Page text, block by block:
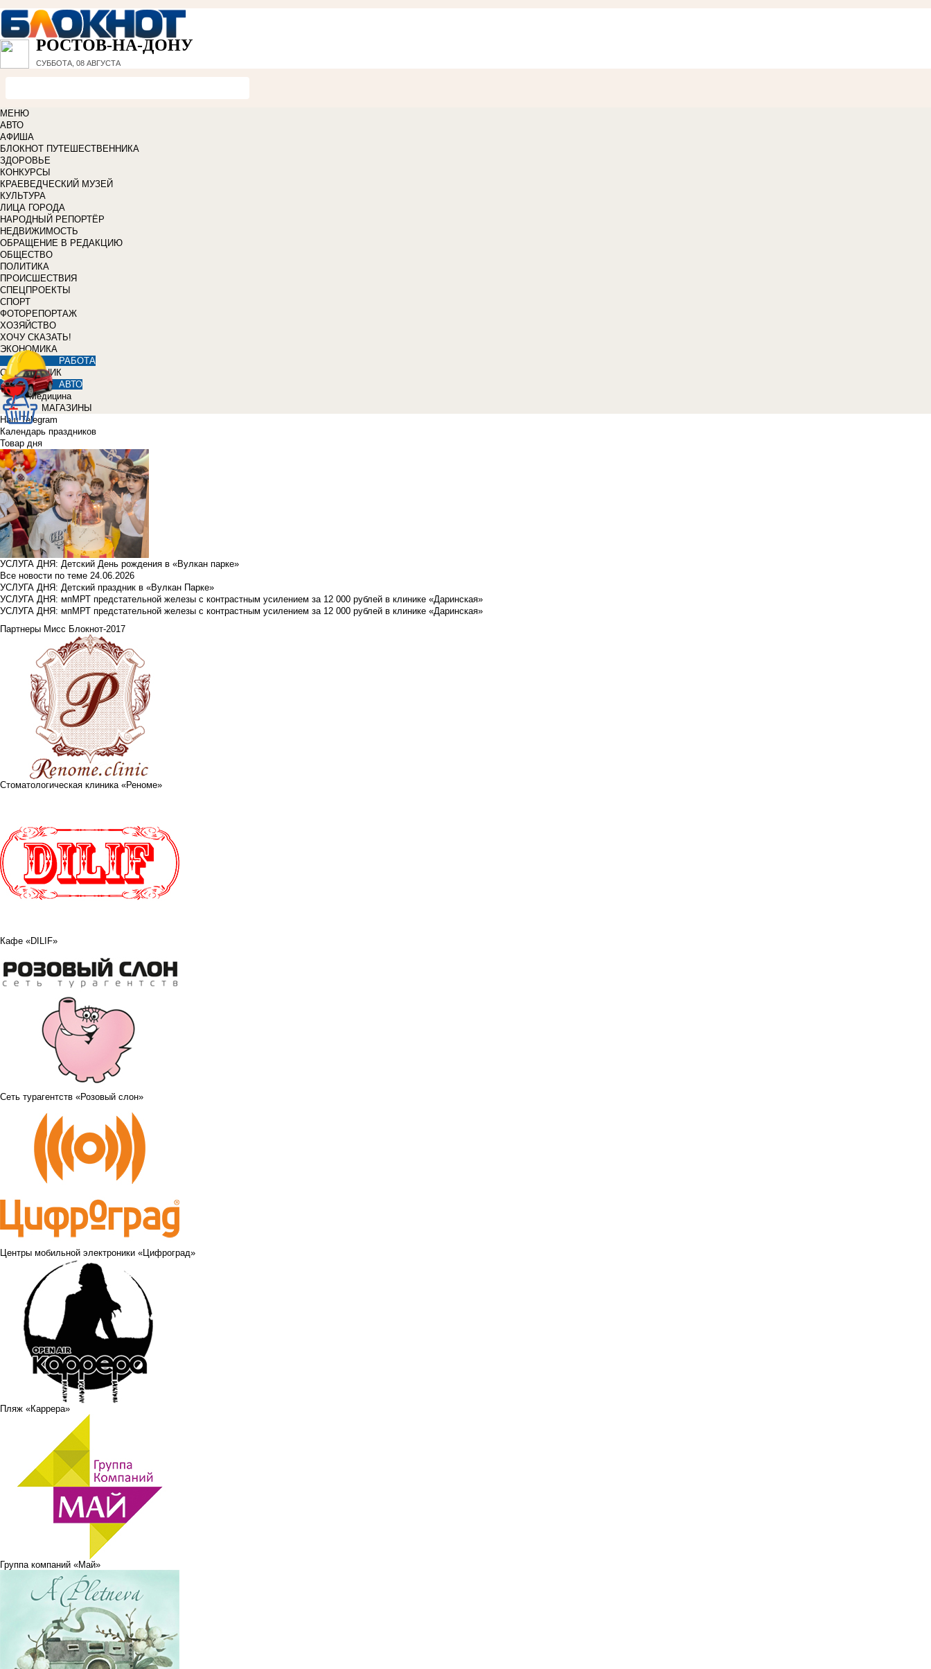
РОСТОВ-НА-ДОНУ
СУББОТА, 08 АВГУСТА
МЕНЮ
АВТО
АФИША
БЛОКНОТ ПУТЕШЕСТВЕННИКА
ЗДОРОВЬЕ
КОНКУРСЫ
КРАЕВЕДЧЕСКИЙ МУЗЕЙ
КУЛЬТУРА
ЛИЦА ГОРОДА
НАРОДНЫЙ РЕПОРТЁР
НЕДВИЖИМОСТЬ
ОБРАЩЕНИЕ В РЕДАКЦИЮ
ОБЩЕСТВО
ПОЛИТИКА
ПРОИСШЕСТВИЯ
СПЕЦПРОЕКТЫ
СПОРТ
ФОТОРЕПОРТАЖ
ХОЗЯЙСТВО
ХОЧУ СКАЗАТЬ!
ЭКОНОМИКА
РАБОТА
СПРАВОЧНИК
АВТО
Медицина
МАГАЗИНЫ
Наш Telegram
Календарь праздников
Товар дня
УСЛУГА ДНЯ: Детский День рождения в «Вулкан парке»
Все новости по теме 24.06.2026
УСЛУГА ДНЯ: Детский праздник в «Вулкан Парке»
УСЛУГА ДНЯ: мпМРТ предстательной железы с контрастным усилением за 12 000 рублей в клинике «Даринская»
УСЛУГА ДНЯ: мпМРТ предстательной железы с контрастным усилением за 12 000 рублей в клинике «Даринская»
Партнеры Мисс Блокнот-2017
Стоматологическая клиника «Реноме»
Кафе «DILIF»
Сеть турагентств «Розовый слон»
Центры мобильной электроники «Цифроград»
Пляж «Каррера»
Группа компаний «Май»